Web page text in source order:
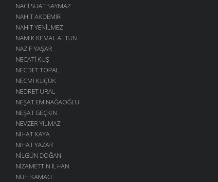
NACI SUAT SAYMAZ
NAHIT AKDEMIR
NAHIT YENILMEZ
NAMIK KEMAL ALTUN
NAZIF YAŞAR
NECATI KUŞ
NECDET TOPAL
NECMI KÜÇÜK
NEDRET URAL
NEŞAT EMINAĞAOĞLU
NEŞAT GEÇKIN
NEVZER YILMAZ
NIHAT KAYA
NIHAT YAZAR
NILGÜN DOĞAN
NIZAMETTIN İLHAN
NUH KAMACI